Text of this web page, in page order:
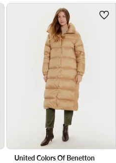
United Colors Of Benetton